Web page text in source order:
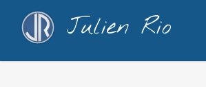
Julien Rio